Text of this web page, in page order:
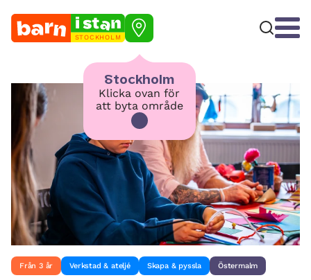
STOCKHOLM
Stockholm
Klicka ovan för
att byta område
Från 3 år Verkstad & ateljé Skapa & pyssla Östermalm